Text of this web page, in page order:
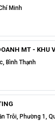
Minh
MT - KHU
Bình Thạnh
Trỗi, Phường 1,